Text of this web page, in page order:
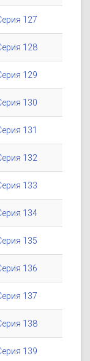
127
128
129
130
131
132
133
134
135
136
137
138
139